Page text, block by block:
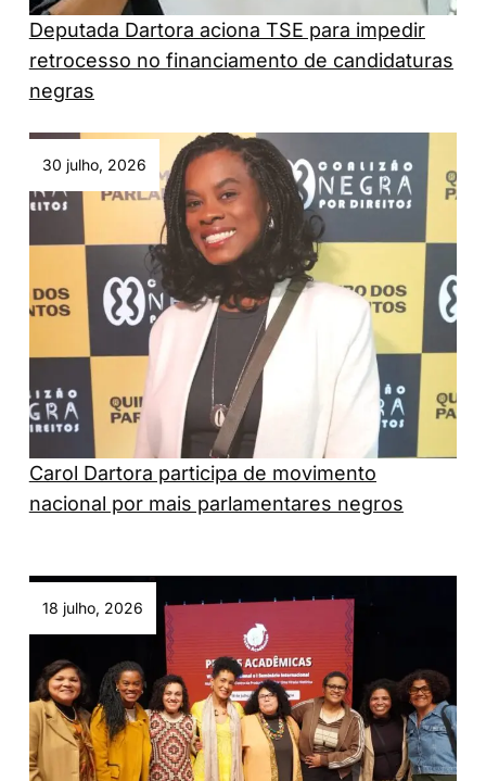
Deputada Dartora aciona TSE para impedir
retrocesso no financiamento de candidaturas
negras
30 julho, 2026
Carol Dartora participa de movimento
nacional por mais parlamentares negros
18 julho, 2026